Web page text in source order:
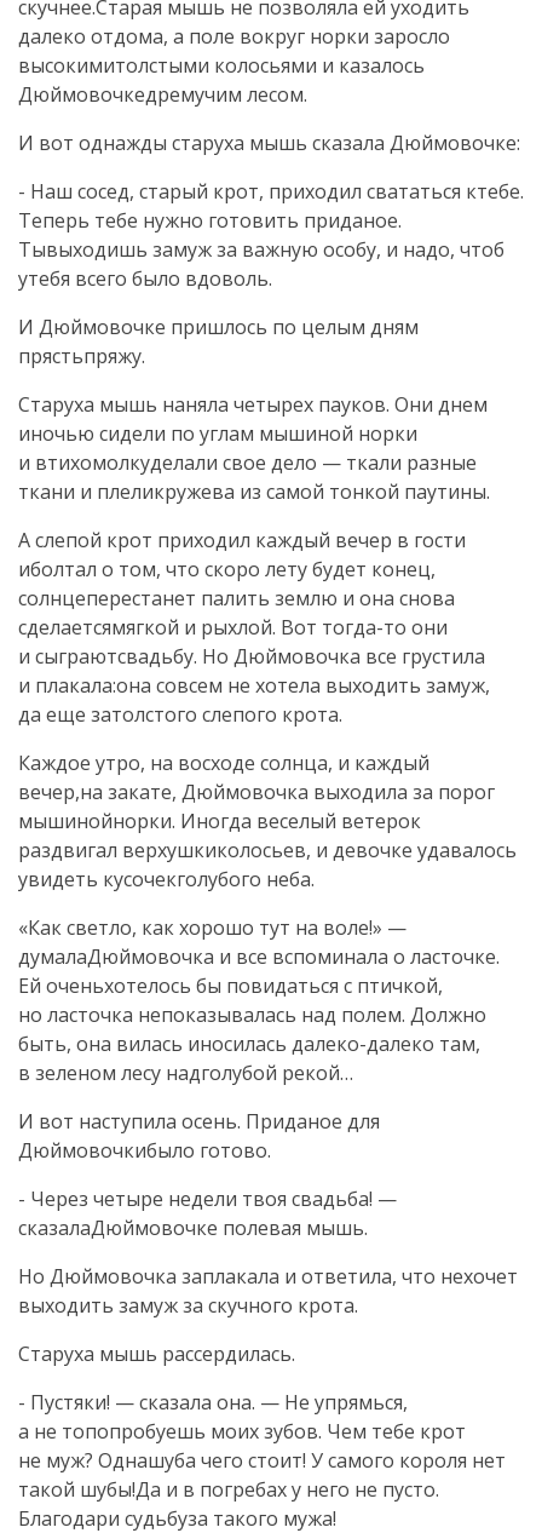
скучнее.Старая мышь не позволяла ей уходить
далеко отдома, а поле вокруг норки заросло
высокимитолстыми колосьями и казалось
Дюймовочкедремучим лесом.
И вот однажды старуха мышь сказала Дюймовочке:
- Наш сосед, старый крот, приходил свататься ктебе.
Теперь тебе нужно готовить приданое.
Тывыходишь замуж за важную особу, и надо, чтоб
утебя всего было вдоволь.
И Дюймовочке пришлось по целым дням
прястьпряжу.
Старуха мышь наняла четырех пауков. Они днем
иночью сидели по углам мышиной норки
и втихомолкуделали свое дело — ткали разные
ткани и плеликружева из самой тонкой паутины.
А слепой крот приходил каждый вечер в гости
иболтал о том, что скоро лету будет конец,
солнцеперестанет палить землю и она снова
сделаетсямягкой и рыхлой. Вот тогда-то они
и сыграютсвадьбу. Но Дюймовочка все грустила
и плакала:она совсем не хотела выходить замуж,
да еще затолстого слепого крота.
Каждое утро, на восходе солнца, и каждый
вечер,на закате, Дюймовочка выходила за порог
мышинойнорки. Иногда веселый ветерок
раздвигал верхушкиколосьев, и девочке удавалось
увидеть кусочекголубого неба.
«Как светло, как хорошо тут на воле!» —
думалаДюймовочка и все вспоминала о ласточке.
Ей оченьхотелось бы повидаться с птичкой,
но ласточка непоказывалась над полем. Должно
быть, она вилась иносилась далеко-далеко там,
в зеленом лесу надголубой рекой…
И вот наступила осень. Приданое для
Дюймовочкибыло готово.
- Через четыре недели твоя свадьба! —
сказалаДюймовочке полевая мышь.
Но Дюймовочка заплакала и ответила, что нехочет
выходить замуж за скучного крота.
Старуха мышь рассердилась.
- Пустяки! — сказала она. — Не упрямься,
а не топопробуешь моих зубов. Чем тебе крот
не муж? Однашуба чего стоит! У самого короля нет
такой шубы!Да и в погребах у него не пусто.
Благодари судьбуза такого мужа!